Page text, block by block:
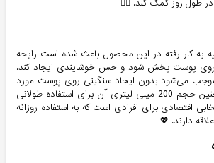
طول روز کمک کند. 😮‍💨
به کار رفته در این محصول باعث شده است رایحه
پوست پخش شود و حس خوشایندی ایجاد کند.
می‌شود بدون ایجاد سنگینی روی پوست مورد
استفاده قرار گیرد. همچنین حجم 200 میلی لیتری آن برای استفاده طولانی
اقتصادی برای افرادی است که به استفاده روزانه
دارند. 💖